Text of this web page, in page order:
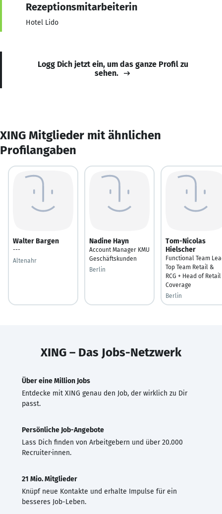
Rezeptionsmitarbeiterin
Hotel Lido
Logg Dich jetzt ein, um das ganze Profil zu
sehen.
XING Mitglieder mit ähnlichen
Profilangaben
Walter Bargen
---
Altenahr
Nadine Hayn
Account Manager KMU
Geschäftskunden
Berlin
Tom-Nicolas
Hielscher
Functional Team
Top Team Retail &
RCG + Head of Retail
Coverage
Berlin
XING – Das Jobs-Netzwerk
Über eine Million Jobs
Entdecke mit XING genau den Job, der wirklich zu Dir
passt.
Persönliche Job-Angebote
Lass Dich finden von Arbeitgebern und über 20.000
Recruiter·innen.
21 Mio. Mitglieder
Knüpf neue Kontakte und erhalte Impulse für ein
besseres Job-Leben.